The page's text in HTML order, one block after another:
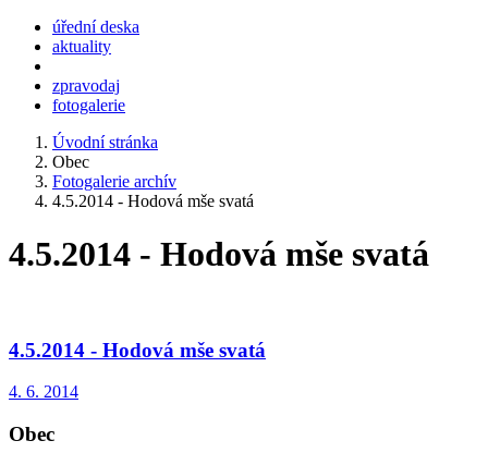
úřední deska
aktuality
zpravodaj
fotogalerie
Úvodní stránka
Obec
Fotogalerie archív
4.5.2014 - Hodová mše svatá
4.5.2014 - Hodová mše svatá
4.5.2014 - Hodová mše svatá
4. 6. 2014
Obec